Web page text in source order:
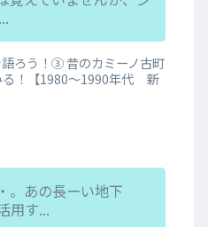
ろう！③ 昔のカミーノ古町
る！【1980～1990年代 新
。あの長ーい地下
用す...